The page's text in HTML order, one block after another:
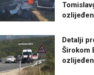
Detalji
Širokom